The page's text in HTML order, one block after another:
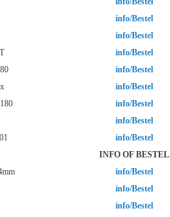
info/Bestel
info/Bestel
info/Bestel
info/Bestel
info/Bestel
info/Bestel
info/Bestel
info/Bestel
INFO OF BESTEL
info/Bestel
info/Bestel
info/Bestel